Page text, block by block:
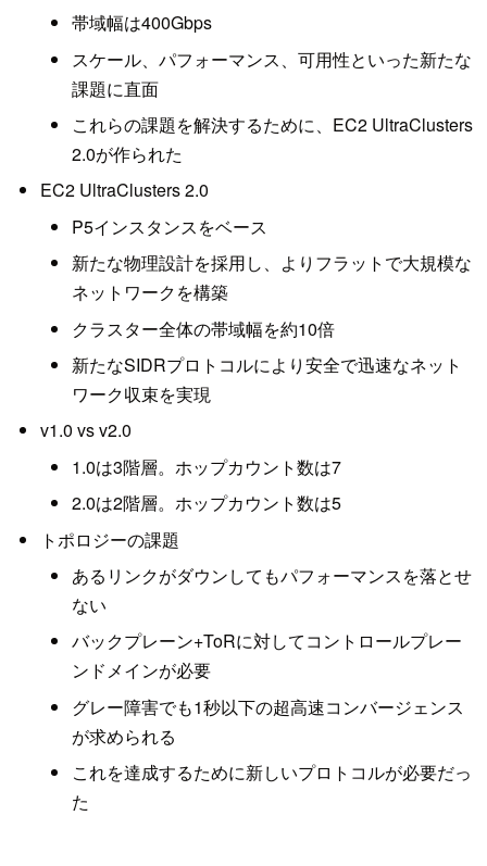
帯域幅は400Gbps
スケール、パフォーマンス、可用性といった新たな
課題に直面
これらの課題を解決するために、EC2 UltraClusters
2.0が作られた
EC2 UltraClusters 2.0
P5インスタンスをベース
新たな物理設計を採用し、よりフラットで大規模な
ネットワークを構築
クラスター全体の帯域幅を約10倍
新たなSIDRプロトコルにより安全で迅速なネット
ワーク収束を実現
v1.0 vs v2.0
1.0は3階層。ホップカウント数は7
2.0は2階層。ホップカウント数は5
トポロジーの課題
あるリンクがダウンしてもパフォーマンスを落とせ
ない
バックプレーン+ToRに対してコントロールプレー
ンドメインが必要
グレー障害でも1秒以下の超高速コンバージェンス
が求められる
これを達成するために新しいプロトコルが必要だっ
た